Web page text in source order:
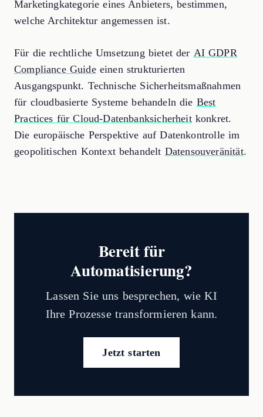
Marketingkategorie eines Anbieters, bestimmen,
welche Architektur angemessen ist.
Für die rechtliche Umsetzung bietet der AI GDPR
Compliance Guideeinen strukturierten
Ausgangspunkt. Technische Sicherheitsmaßnahmen
für cloudbasierte Systeme behandeln die Best
Practices für Cloud-Datenbanksicherheitkonkret.
Die europäische Perspektive auf Datenkontrolle im
geopolitischen Kontext behandelt Datensouveränität.
Bereit für
Automatisierung?
Lassen Sie uns besprechen, wie KI
Ihre Prozesse transformieren kann.
Jetzt starten